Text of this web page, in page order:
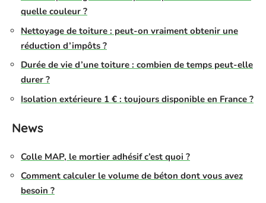
quelle couleur ?
Nettoyage de toiture : peut-on vraiment obtenir une
réduction d’impôts ?
Durée de vie d’une toiture : combien de temps peut-elle
durer ?
Isolation extérieure 1 € : toujours disponible en France ?
News
Colle MAP, le mortier adhésif c’est quoi ?
Comment calculer le volume de béton dont vous avez
besoin ?